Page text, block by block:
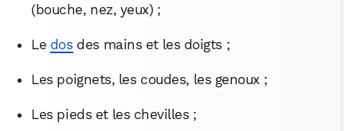
(bouche, nez, yeux) ;
Le dos des mains et les doigts ;
Les poignets, les coudes, les genoux ;
Les pieds et les chevilles ;